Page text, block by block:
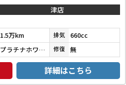
津店
1.5万km 排気 660cc
プラチナホワイトパール 修復 無
詳細はこちら